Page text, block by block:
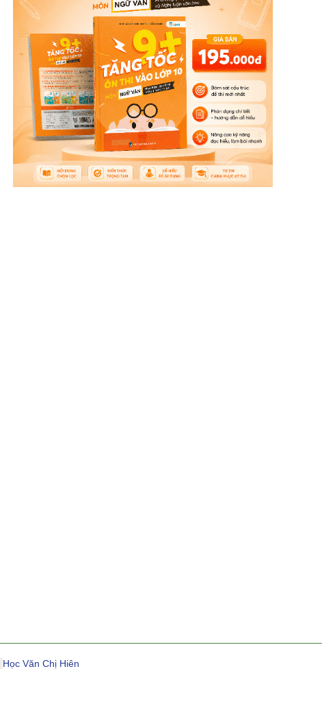
Học Văn Chị Hiên